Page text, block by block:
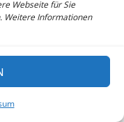
Webseite für Sie
Weitere Informationen